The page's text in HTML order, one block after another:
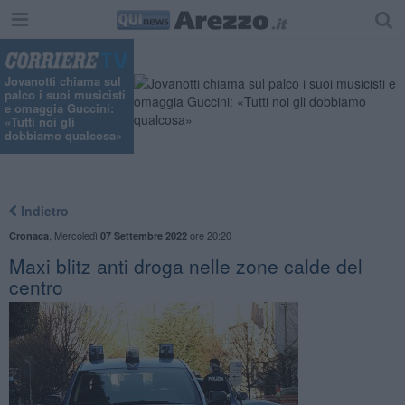
Jovanotti chiama sul
palco i suoi musicisti
e omaggia Guccini:
«Tutti noi gli
dobbiamo qualcosa»
Indietro
Cronaca Mercoledì 07 Settembre 2022ore 20:20
Maxi blitz anti droga nelle zone calde del
centro